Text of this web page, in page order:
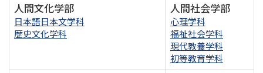
人間文化学部
日本語日本文学科
歴史文化学科
人間社会学部
心理学科
福祉社会学科
現代教養学科
初等教育学科